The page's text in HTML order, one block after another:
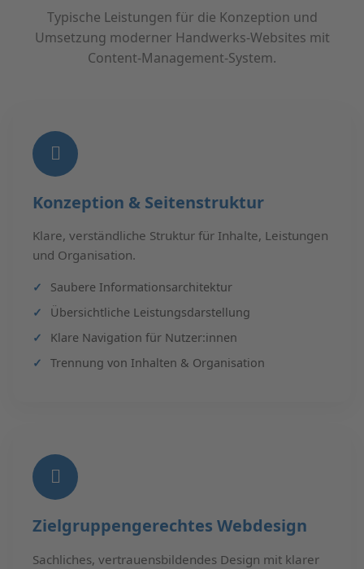
Typische Leistungen für die Konzeption und
Umsetzung moderner Handwerks-Websites mit
Content-Management-System.
Konzeption & Seitenstruktur
Klare, verständliche Struktur für Inhalte, Leistungen
und Organisation.
Saubere Informationsarchitektur
Übersichtliche Leistungsdarstellung
Klare Navigation für Nutzer:innen
Trennung von Inhalten & Organisation
Zielgruppengerechtes Webdesign
Sachliches, vertrauensbildendes Design mit klarer